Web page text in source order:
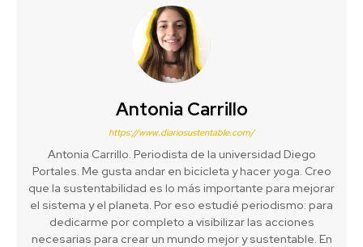
Antonia Carrillo
https://www.diariosustentable.com/
Antonia Carrillo. Periodista de la universidad Diego
Portales. Me gusta andar en bicicleta y hacer yoga. Creo
que la sustentabilidad es lo más importante para mejorar
el sistema y el planeta. Por eso estudié periodismo: para
dedicarme por completo a visibilizar las acciones
necesarias para crear un mundo mejor y sustentable. En